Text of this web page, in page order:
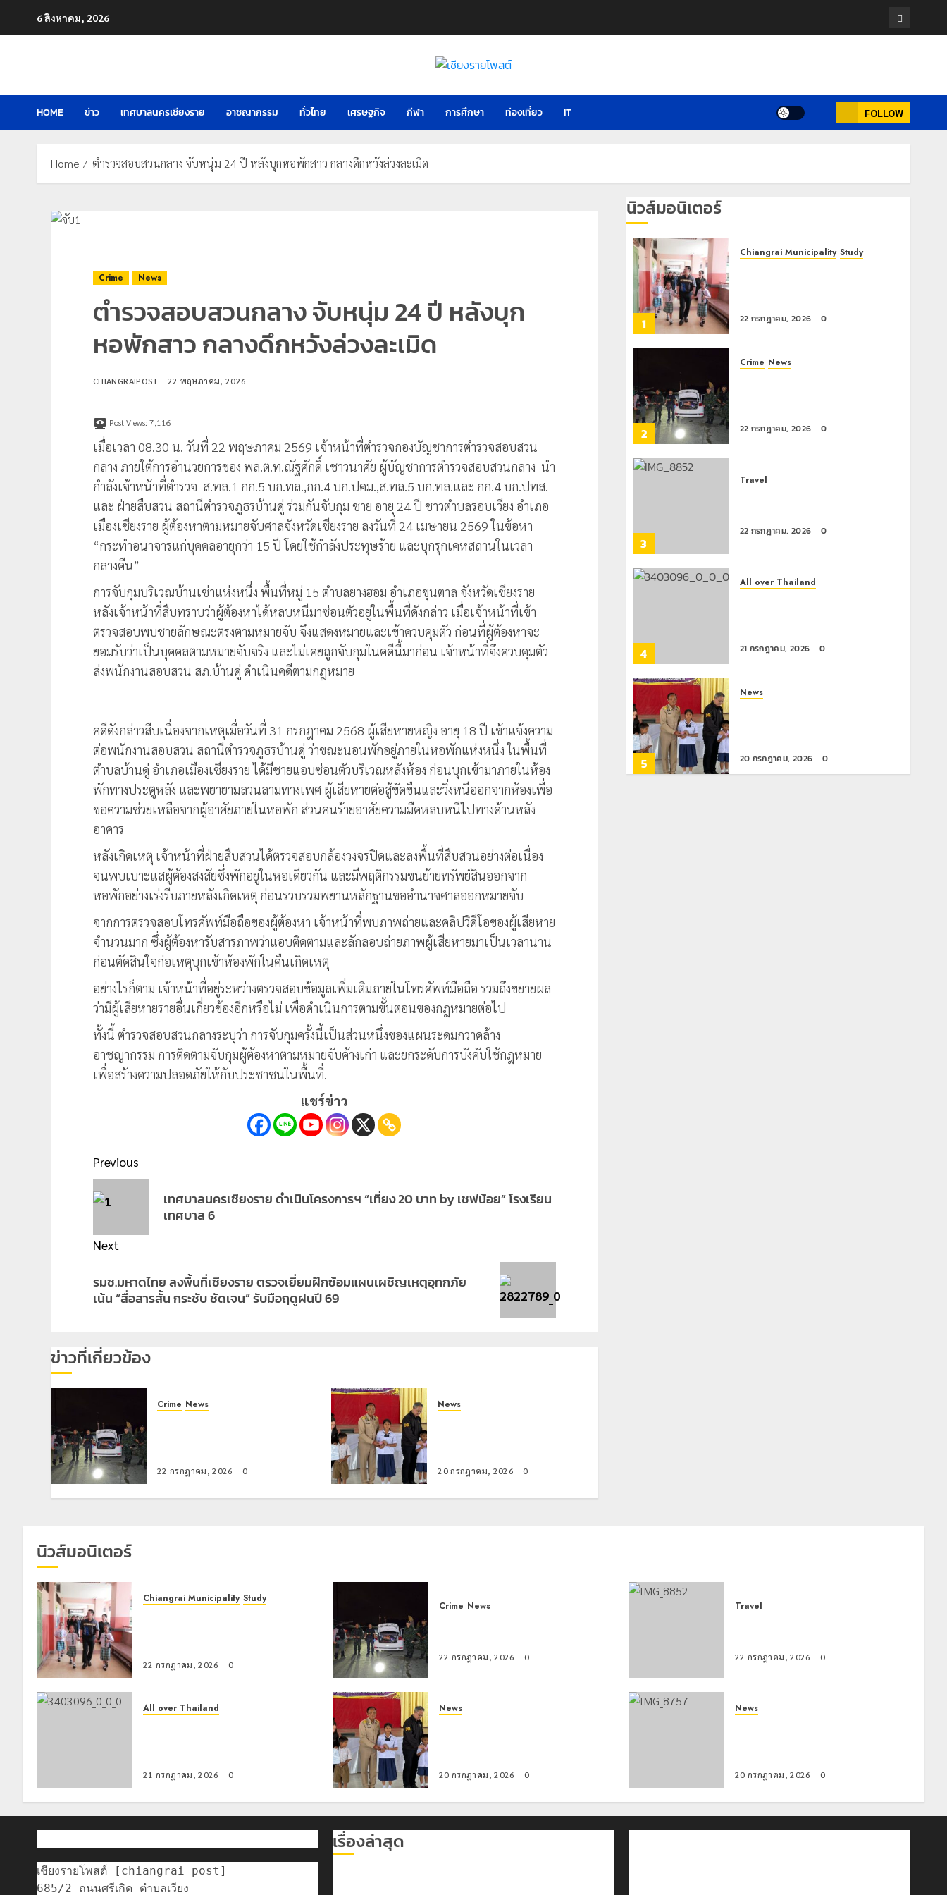
6 สิงหาคม, 2026 Facebook
HOME ข่าว เทศบาลนครเชียงราย อาชญากรรม ทั่วไทย เศรษฐกิจ กีฬา การศึกษา ท่องเที่ยว IT FOLLOW
Home ตำรวจสอบสวนกลาง จับหนุ่ม 24 ปี หลังบุกหอพักสาว กลางดึกหวังล่วงละเมิด
Crime News
ตำรวจสอบสวนกลาง จับหนุ่ม 24 ปี หลังบุก
หอพักสาว กลางดึกหวังล่วงละเมิด
CHIANGRAIPOST 22 พฤษภาคม, 2026
Post Views: 7,116
เมื่อเวลา 08.30 น. วันที่ 22 พฤษภาคม 2569 เจ้าหน้าที่ตำรวจกองบัญชาการตำรวจสอบสวน
กลาง ภายใต้การอำนวยการของ พล.ต.ท.ณัฐศักดิ์ เชาวนาศัย ผู้บัญชาการตำรวจสอบสวนกลาง นำ
กำลังเจ้าหน้าที่ตำรวจ ส.ทล.1 กก.5 บก.ทล.,กก.4 บก.ปคม.,ส.ทล.5 บก.ทล.และ กก.4 บก.ปทส.
และ ฝ่ายสืบสวน สถานีตำรวจภูธรบ้านดู่ ร่วมกันจับกุม ชาย อายุ 24 ปี ชาวตำบลรอบเวียง อำเภอ
เมืองเชียงราย ผู้ต้องหาตามหมายจับศาลจังหวัดเชียงราย ลงวันที่ 24 เมษายน 2569 ในข้อหา
“กระทำอนาจารแก่บุคคลอายุกว่า 15 ปี โดยใช้กำลังประทุษร้าย และบุกรุกเคหสถานในเวลา
กลางคืน”
การจับกุมบริเวณบ้านเช่าแห่งหนึ่ง พื้นที่หมู่ 15 ตำบลยางฮอม อำเภอขุนตาล จังหวัดเชียงราย
หลังเจ้าหน้าที่สืบทราบว่าผู้ต้องหาได้หลบหนีมาซ่อนตัวอยู่ในพื้นที่ดังกล่าว เมื่อเจ้าหน้าที่เข้า
ตรวจสอบพบชายลักษณะตรงตามหมายจับ จึงแสดงหมายและเข้าควบคุมตัว ก่อนที่ผู้ต้องหาจะ
ยอมรับว่าเป็นบุคคลตามหมายจับจริง และไม่เคยถูกจับกุมในคดีนี้มาก่อน เจ้าหน้าที่จึงควบคุมตัว
ส่งพนักงานสอบสวน สภ.บ้านดู่ ดำเนินคดีตามกฎหมาย
คดีดังกล่าวสืบเนื่องจากเหตุเมื่อวันที่ 31 กรกฎาคม 2568 ผู้เสียหายหญิง อายุ 18 ปี เข้าแจ้งความ
ต่อพนักงานสอบสวน สถานีตำรวจภูธรบ้านดู่ ว่าขณะนอนพักอยู่ภายในหอพักแห่งหนึ่ง ในพื้นที่
ตำบลบ้านดู่ อำเภอเมืองเชียงราย ได้มีชายแอบซ่อนตัวบริเวณหลังห้อง ก่อนบุกเข้ามาภายในห้อง
พักทางประตูหลัง และพยายามลวนลามทางเพศ ผู้เสียหายต่อสู้ขัดขืนและวิ่งหนีออกจากห้องเพื่อ
ขอความช่วยเหลือจากผู้อาศัยภายในหอพัก ส่วนคนร้ายอาศัยความมืดหลบหนีไปทางด้านหลัง
อาคาร
หลังเกิดเหตุ เจ้าหน้าที่ฝ่ายสืบสวนได้ตรวจสอบกล้องวงจรปิดและลงพื้นที่สืบสวนอย่างต่อเนื่อง
จนพบเบาะแสผู้ต้องสงสัยซึ่งพักอยู่ในหอเดียวกัน และมีพฤติกรรมขนย้ายทรัพย์สินออกจาก
หอพักอย่างเร่งรีบภายหลังเกิดเหตุ ก่อนรวบรวมพยานหลักฐานขออำนาจศาลออกหมายจับ
จากการตรวจสอบโทรศัพท์มือถือของผู้ต้องหา เจ้าหน้าที่พบภาพถ่ายและคลิปวิดีโอของผู้เสียหาย
จำนวนมาก ซึ่งผู้ต้องหารับสารภาพว่าแอบติดตามและลักลอบถ่ายภาพผู้เสียหายมาเป็นเวลานาน
ก่อนตัดสินใจก่อเหตุบุกเข้าห้องพักในคืนเกิดเหตุ
อย่างไรก็ตาม เจ้าหน้าที่อยู่ระหว่างตรวจสอบข้อมูลเพิ่มเติมภายในโทรศัพท์มือถือ รวมถึงขยายผล
ว่ามีผู้เสียหายรายอื่นเกี่ยวข้องอีกหรือไม่ เพื่อดำเนินการตามขั้นตอนของกฎหมายต่อไป
ทั้งนี้ ตำรวจสอบสวนกลางระบุว่า การจับกุมครั้งนี้เป็นส่วนหนึ่งของแผนระดมกวาดล้าง
อาชญากรรม การติดตามจับกุมผู้ต้องหาตามหมายจับค้างเก่า และยกระดับการบังคับใช้กฎหมาย
เพื่อสร้างความปลอดภัยให้กับประชาชนในพื้นที่.
แชร์ข่าว
Post
navigation
Previous
Previous
post:
เทศบาลนครเชียงราย ดำเนินโครงการฯ “เที่ยง 20 บาท by เชฟน้อย” โรงเรียน
เทศบาล 6
Next
post:
รมช.มหาดไทย ลงพื้นที่เชียงราย ตรวจเยี่ยมฝึกซ้อมแผนเผชิญเหตุอุทกภัย
เน้น “สื่อสารสั้น กระชับ ชัดเจน” รับมือฤดูฝนปี 69
ข่าวที่เกี่ยวข้อง
Crime News
22 กรกฎาคม, 2026 0
News
20 กรกฎาคม, 2026 0
นิวส์มอนิเตอร์
1
Chiangrai Municipality Study
22 กรกฎาคม, 2026 0
2
Crime News
22 กรกฎาคม, 2026 0
3
Travel
22 กรกฎาคม, 2026 0
4
All over Thailand
21 กรกฎาคม, 2026 0
5
News
20 กรกฎาคม, 2026 0
นิวส์มอนิเตอร์
Chiangrai Municipality Study
22 กรกฎาคม, 2026 0
Crime News
22 กรกฎาคม, 2026 0
Travel
22 กรกฎาคม, 2026 0
All over Thailand
21 กรกฎาคม, 2026 0
News
20 กรกฎาคม, 2026 0
News
20 กรกฎาคม, 2026 0
เชียงรายโพสต์ [chiangrai post]
685/2 ถนนศรีเกิด ตำบลเวียง
เรื่องล่าสุด